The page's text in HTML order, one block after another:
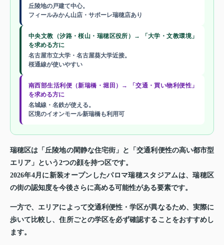
丘陵地の戸建て中心。
フィールみかん山店・サポーレ瑞穂店あり
中央文教（汐路・桜山・瑞穂区役所）→ 「大学・文教環境」
を求める方に
名古屋市立大学・名古屋葵大学近接。
桜通線が使いやすい
南西部生活利便（新瑞橋・堀田）→ 「交通・買い物利便性」
を求める方に
名城線・名鉄が使える。
区境のイオンモール新瑞橋も利用可
瑞穂区は「丘陵地の閑静な住宅街」と「交通利便性の高い都市型
エリア」という2つの顔を持つ区です。
2026年4月に新装オープンしたパロマ瑞穂スタジアムは、瑞穂区
の街の認知度を今後さらに高める可能性がある要素です。
一方で、エリアによって交通利便性・学区が異なるため、実際に
歩いて比較し、住所ごとの学区を必ず確認することをおすすめし
ます。